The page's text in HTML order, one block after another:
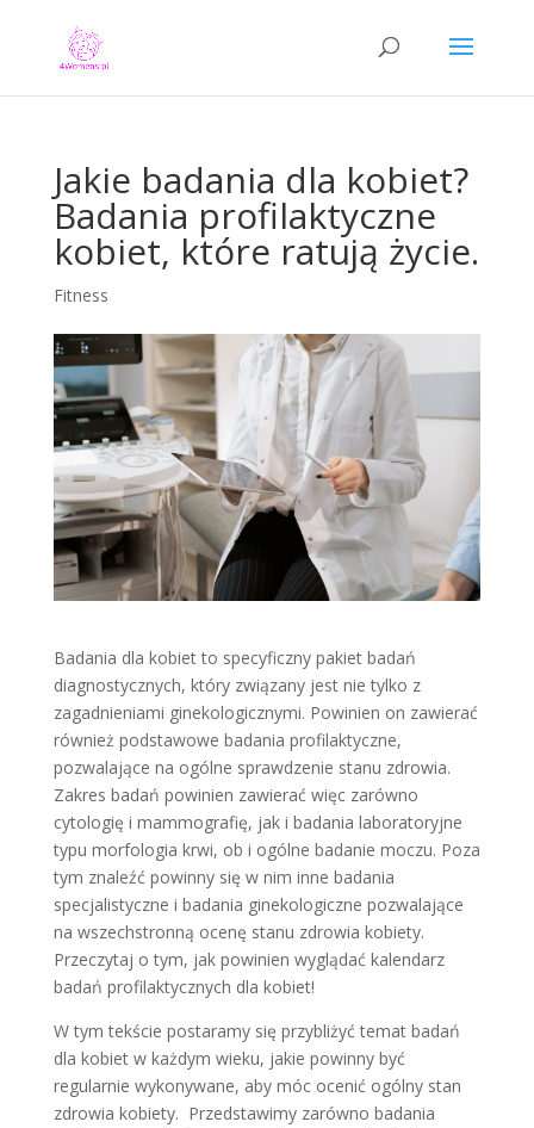
Jakie badania dla kobiet?
Badania profilaktyczne
kobiet, które ratują życie.
Fitness
Badania dla kobiet to specyficzny pakiet badań
diagnostycznych, który związany jest nie tylko z
zagadnieniami ginekologicznymi. Powinien on zawierać
również podstawowe badania profilaktyczne,
pozwalające na ogólne sprawdzenie stanu zdrowia.
Zakres badań powinien zawierać więc zarówno
cytologię i mammografię, jak i badania laboratoryjne
typu morfologia krwi, ob i ogólne badanie moczu. Poza
tym znaleźć powinny się w nim inne badania
specjalistyczne i badania ginekologiczne pozwalające
na wszechstronną ocenę stanu zdrowia kobiety.
Przeczytaj o tym, jak powinien wyglądać kalendarz
badań profilaktycznych dla kobiet!
W tym tekście postaramy się przybliżyć temat badań
dla kobiet w każdym wieku, jakie powinny być
regularnie wykonywane, aby móc ocenić ogólny stan
zdrowia kobiety. Przedstawimy zarówno badania